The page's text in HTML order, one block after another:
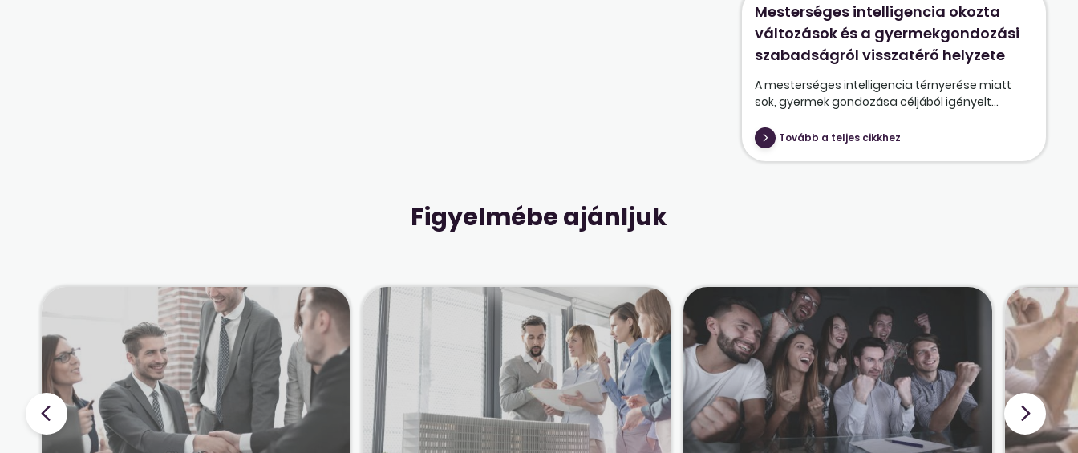
Mesterséges intelligencia okozta
változások és a gyermekgondozási
szabadságról visszatérő helyzete
A mesterséges intelligencia térnyerése miatt
sok, gyermek gondozása céljából igényelt...
Tovább a teljes cikkhez
Figyelmébe ajánljuk